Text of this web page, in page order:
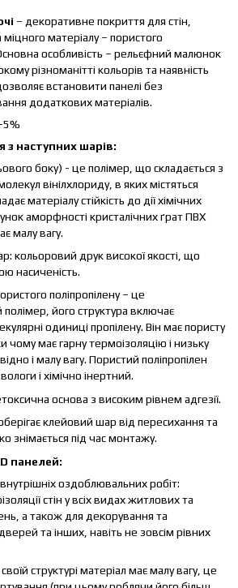
– декоративне покриття для стін,
матеріалу – пористого
особливість – рельєфний малюнок
різноманітті кольорів та наявність
встановити панелі без
додаткових матеріалів.
5%
з наступних шарів:
боку) - це полімер, що складається з
вінілхлориду, в яких містяться
матеріалу стійкість до дії хімічних
аморфності кристалічних ґрат ПВХ
малу вагу.
кольоровий друк високої якості, що
насиченість.
поліпропілену – це
його структура включає
одиниці пропілену. Він має пористу
чому має гарну термоізоляцію і низьку
і малу вагу. Пористий поліпропілен
і хімічно інертний.
основа з високим рівнем адгезії.
клейовий шар від пересихання та
знімається під час монтажу.
панелей:
оздоблювальних робіт:
стін у всіх видах житлових та
а також для декорування та
та інших, навіть не зовсім рівних
структурі матеріал має малу вагу, це